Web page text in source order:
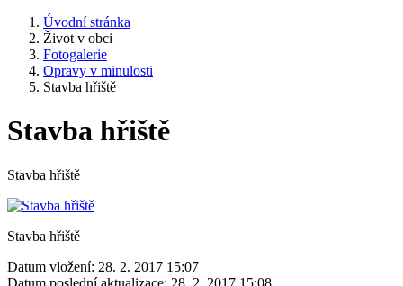
Úvodní stránka
Život v obci
Fotogalerie
Opravy v minulosti
Stavba hřiště
Stavba hřiště
Stavba hřiště
Stavba hřiště
Datum vložení: 28. 2. 2017 15:07
Datum poslední aktualizace: 28. 2. 2017 15:08